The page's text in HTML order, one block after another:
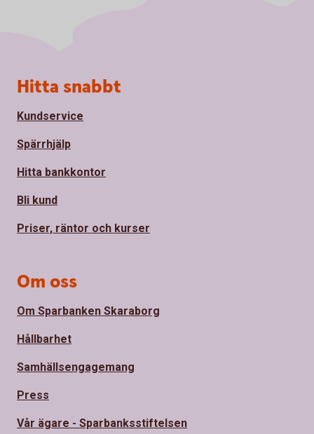
Sidfot
Hitta snabbt
Kundservice
Spärrhjälp
Hitta bankkontor
Bli kund
Priser, räntor och kurser
Om oss
Om Sparbanken Skaraborg
Hållbarhet
Samhällsengagemang
Press
Vår ägare - Sparbanksstiftelsen